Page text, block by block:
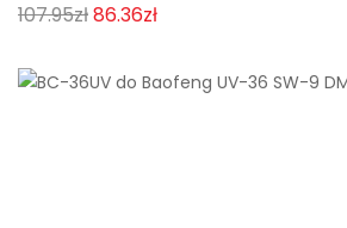
107.95zł86.36zł